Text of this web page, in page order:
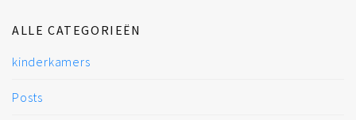
ALLE CATEGORIEËN
kinderkamers
Posts